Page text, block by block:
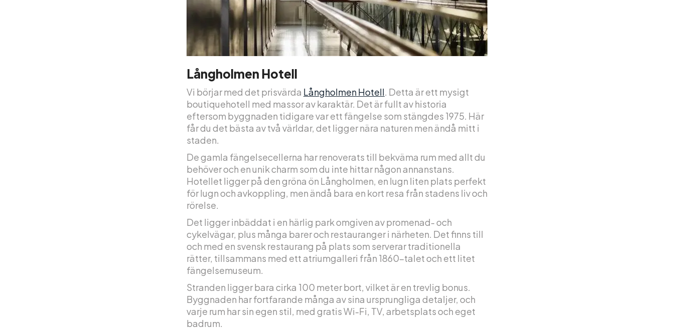
Långholmen Hotell
Vi börjar med det prisvärda Långholmen Hotell. Detta är ett mysigt
boutiquehotell med massor av karaktär. Det är fullt av historia
eftersom byggnaden tidigare var ett fängelse som stängdes 1975. Här
får du det bästa av två världar, det ligger nära naturen men ändå mitt i
staden.
De gamla fängelsecellerna har renoverats till bekväma rum med allt du
behöver och en unik charm som du inte hittar någon annanstans.
Hotellet ligger på den gröna ön Långholmen, en lugn liten plats perfekt
för lugn och avkoppling, men ändå bara en kort resa från stadens liv och
rörelse.
Det ligger inbäddat i en härlig park omgiven av promenad- och
cykelvägar, plus många barer och restauranger i närheten. Det finns till
och med en svensk restaurang på plats som serverar traditionella
rätter, tillsammans med ett atriumgalleri från 1860-talet och ett litet
fängelsemuseum.
Stranden ligger bara cirka 100 meter bort, vilket är en trevlig bonus.
Byggnaden har fortfarande många av sina ursprungliga detaljer, och
varje rum har sin egen stil, med gratis Wi-Fi, TV, arbetsplats och eget
badrum.